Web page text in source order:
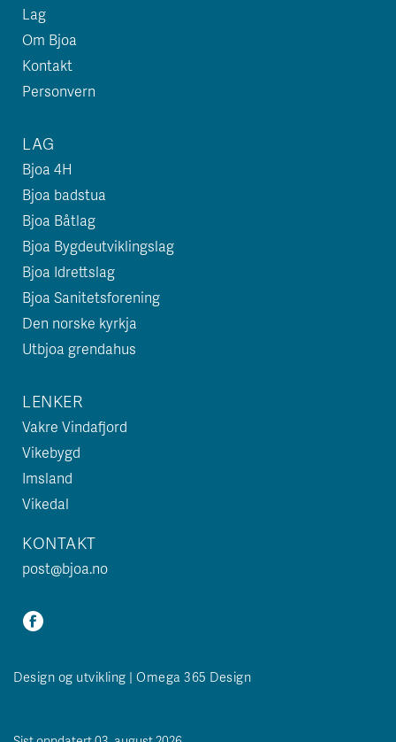
Lag
Om Bjoa
Kontakt
Personvern
LAG
Bjoa 4H
Bjoa badstua
Bjoa Båtlag
Bjoa Bygdeutviklingslag
Bjoa Idrettslag
Bjoa Sanitetsforening
Den norske kyrkja
Utbjoa grendahus
LENKER
Vakre Vindafjord
Vikebygd
Imsland
Vikedal
KONTAKT
post@bjoa.no
Design og utvikling | Omega 365 Design